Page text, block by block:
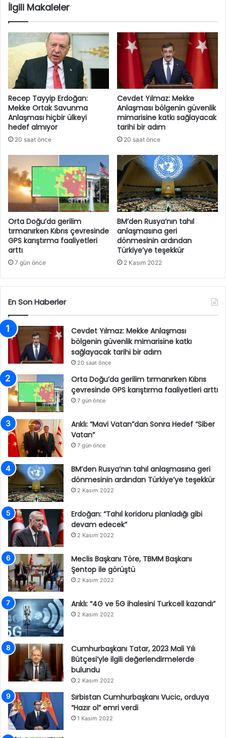
İlgili Makaleler
Recep Tayyip Erdoğan:
Mekke Ortak Savunma
Anlaşması hiçbir ülkeyi
hedef almıyor
20 saat önce
Cevdet Yılmaz: Mekke
Anlaşması bölgenin güvenlik
mimarisine katkı sağlayacak
tarihi bir adım
20 saat önce
Orta Doğu’da gerilim
tırmanırken Kıbrıs çevresinde
GPS karıştırma faaliyetleri
arttı
7 gün önce
BM’den Rusya’nın tahıl
anlaşmasına geri
dönmesinin ardından
Türkiye’ye teşekkür
2 Kasım 2022
En Son Haberler
Cevdet Yılmaz: Mekke Anlaşması
bölgenin güvenlik mimarisine katkı
sağlayacak tarihi bir adım
20 saat önce
Orta Doğu’da gerilim tırmanırken Kıbrıs
çevresinde GPS karıştırma faaliyetleri arttı
7 gün önce
Arıklı: “Mavi Vatan”dan Sonra Hedef “Siber
Vatan”
7 gün önce
BM’den Rusya’nın tahıl anlaşmasına geri
dönmesinin ardından Türkiye’ye teşekkür
2 Kasım 2022
Erdoğan: “Tahıl koridoru planladığı gibi
devam edecek”
2 Kasım 2022
Meclis Başkanı Töre, TBMM Başkanı
Şentop ile görüştü
2 Kasım 2022
Arıklı: “4G ve 5G ihalesini Turkcell kazandı”
2 Kasım 2022
Cumhurbaşkanı Tatar, 2023 Mali Yılı
Bütçesi’yle ilgili değerlendirmelerde
bulundu
2 Kasım 2022
Sırbistan Cumhurbaşkanı Vucic, orduya
“Hazır ol” emri verdi
1 Kasım 2022